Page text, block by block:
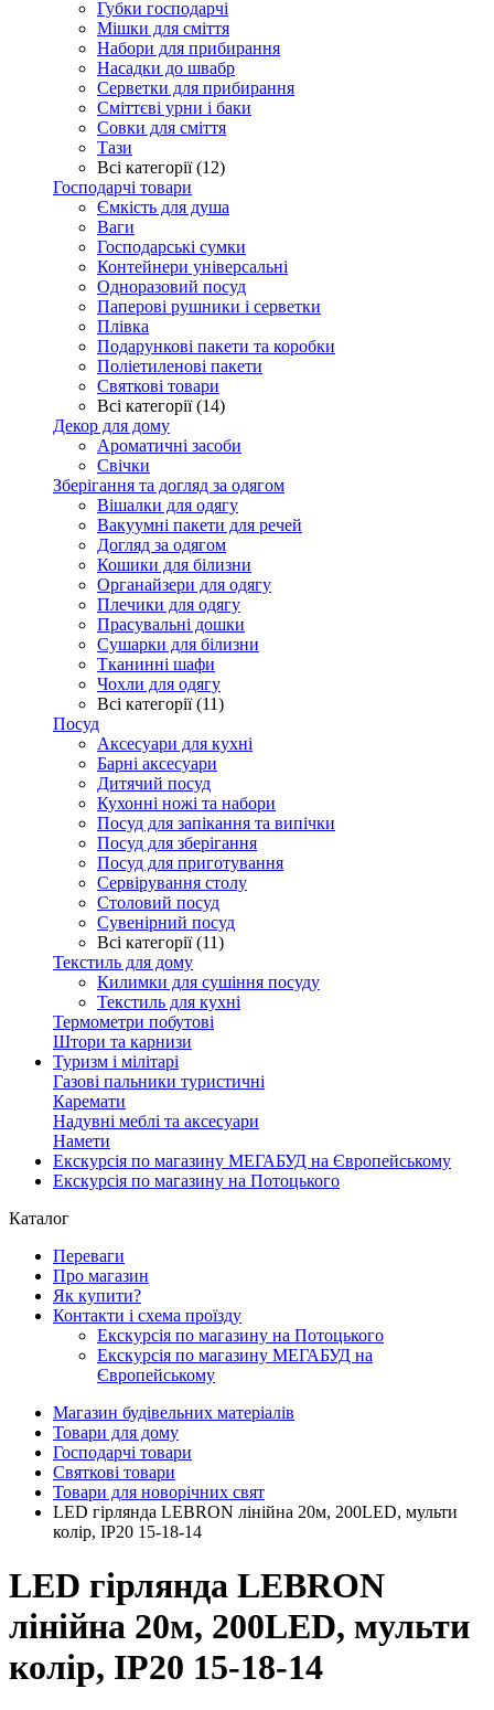
Губки господарчі
Мішки для сміття
Набори для прибирання
Насадки до швабр
Серветки для прибирання
Сміттєві урни і баки
Совки для сміття
Тази
Всі категорії (12)
Господарчі товари
Ємкість для душа
Ваги
Господарські сумки
Контейнери універсальні
Одноразовий посуд
Паперові рушники і серветки
Плівка
Подарункові пакети та коробки
Поліетиленові пакети
Святкові товари
Всі категорії (14)
Декор для дому
Ароматичні засоби
Свічки
Зберігання та догляд за одягом
Вішалки для одягу
Вакуумні пакети для речей
Догляд за одягом
Кошики для білизни
Органайзери для одягу
Плечики для одягу
Прасувальні дошки
Сушарки для білизни
Тканинні шафи
Чохли для одягу
Всі категорії (11)
Посуд
Аксесуари для кухні
Барні аксесуари
Дитячий посуд
Кухонні ножі та набори
Посуд для запікання та випічки
Посуд для зберігання
Посуд для приготування
Сервірування столу
Столовий посуд
Сувенірний посуд
Всі категорії (11)
Текстиль для дому
Килимки для сушіння посуду
Текстиль для кухні
Термометри побутові
Штори та карнизи
Туризм і мілітарі
Газові пальники туристичні
Каремати
Надувні меблі та аксесуари
Намети
Екскурсія по магазину МЕГАБУД на Європейському
Екскурсія по магазину на Потоцького
Каталог
Переваги
Про магазин
Як купити?
Контакти і схема проїзду
Екскурсія по магазину на Потоцького
Екскурсія по магазину МЕГАБУД на
Європейському
Магазин будівельних матеріалів
Товари для дому
Господарчі товари
Святкові товари
Товари для новорічних свят
LED гірлянда LEBRON лінійна 20м, 200LED, мульти
колір, IP20 15-18-14
LED гірлянда LEBRON
лінійна 20м, 200LED, мульти
колір, IP20 15-18-14